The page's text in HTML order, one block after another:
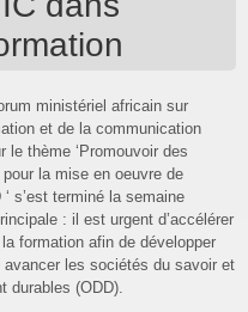
ministériel africain sur
et de la communication
le thème ‘Promouvoir des
la mise en oeuvre de
‘ s’est terminé la semaine
: il est urgent d’accélérer
formation afin de développer
les sociétés du savoir et
durables (ODD).